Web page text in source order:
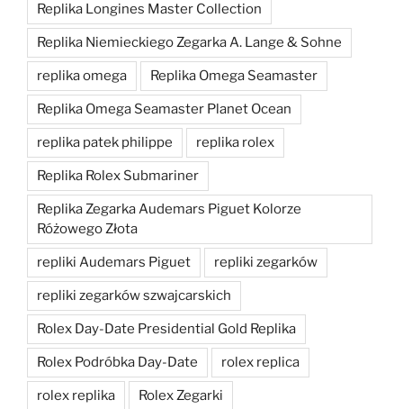
Replika Longines Master Collection
Replika Niemieckiego Zegarka A. Lange & Sohne
replika omega Replika Omega Seamaster
Replika Omega Seamaster Planet Ocean
replika patek philippe replika rolex
Replika Rolex Submariner
Replika Zegarka Audemars Piguet Kolorze
Różowego Złota
repliki Audemars Piguet repliki zegarków
repliki zegarków szwajcarskich
Rolex Day-Date Presidential Gold Replika
Rolex Podróbka Day-Date rolex replica
rolex replika Rolex Zegarki